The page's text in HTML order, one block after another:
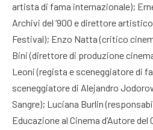
artista di fama internazionale);
Archivi del ‘900 e direttore
Festival); Enzo Natta (critico
Bini (direttore di produzione
Leoni (regista e sceneggiatore di
sceneggiatore di Alejandro
Sangre); Luciana Burlin
Educazione al Cinema d’Autore